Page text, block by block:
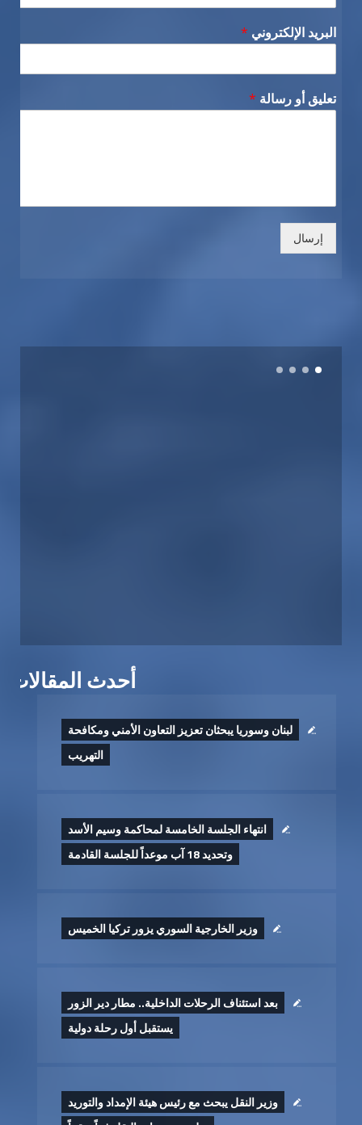
البريد الإلكتروني *
تعليق أو رسالة *
إرسال
أحدث المقالات
لبنان وسوريا يبحثان تعزيز التعاون الأمني ومكافحة
التهريب
انتهاء الجلسة الخامسة لمحاكمة وسيم الأسد
وتحديد 18 آب موعداً للجلسة القادمة
وزير الخارجية السوري يزور تركيا الخميس
بعد استئناف الرحلات الداخلية.. مطار دير الزور
يستقبل أول رحلة دولية
وزير النقل يبحث مع رئيس هيئة الإمداد والتوريد